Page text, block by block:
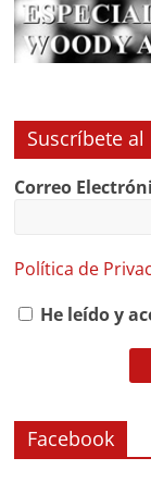
Suscríbete
Correo
Política de
He leído y
Facebook